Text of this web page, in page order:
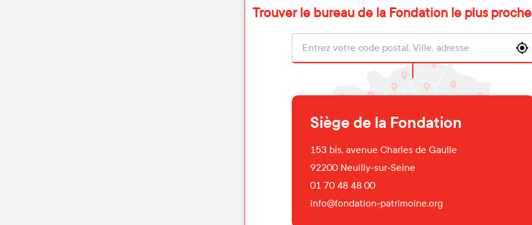
Trouver le bureau de la Fondation le plus proche
Localisation
Siège de la Fondation
153 bis, avenue Charles de Gaulle
92200 Neuilly-sur-Seine
01 70 48 48 00
info@fondation-patrimoine.org